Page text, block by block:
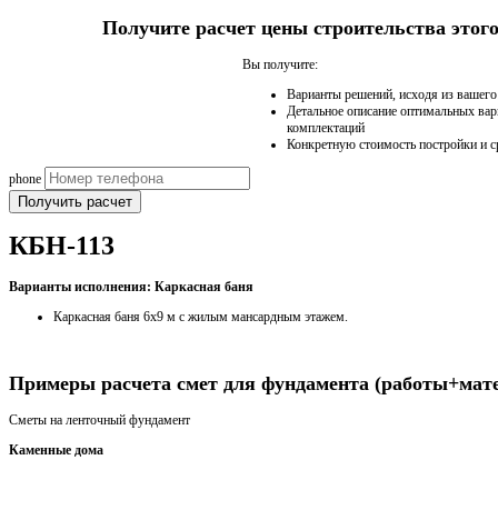
Получите расчет цены строительства
Вы получите:
Варианты решений, исходя из
Детальное описание оптимальных
комплектаций
Конкретную стоимость постройки и
phone
Получить расчет
КБН-113
Варианты исполнения: Каркасная баня
Каркасная баня 6х9 м с жилым мансардным этажем.
Примеры расчета смет для фундамента
Сметы на ленточный фундамент
Каменные дома